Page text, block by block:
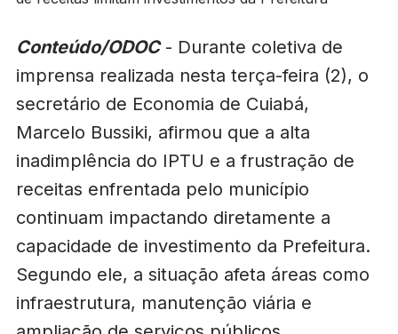
Conteúdo/ODOC- Durante coletiva de
imprensa realizada nesta terça-feira (2), o
secretário de Economia de Cuiabá,
Marcelo Bussiki, afirmou que a alta
inadimplência do IPTU e a frustração de
receitas enfrentada pelo município
continuam impactando diretamente a
capacidade de investimento da Prefeitura.
Segundo ele, a situação afeta áreas como
infraestrutura, manutenção viária e